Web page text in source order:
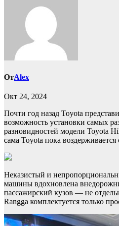
ОтAlex
Окт 24, 2024
Почти год назад Toyota
возможность установки самых
разновидностей модели Toyota
сама Toyota пока
Неказистый и
машины вдохновлена
пассажирский кузов — не
Rangga комплектуется только